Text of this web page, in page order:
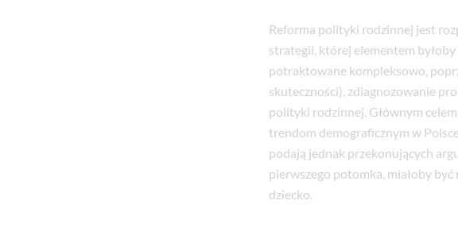
Reforma polityki rodzinnej jest
strategii, której elementem
potraktowane kompleksowo,
skuteczności), zdiagnozowanie
polityki rodzinnej. Głównym
trendom demograficznym w
podają jednak przekonujących
pierwszego potomka, miałoby być
dziecko.